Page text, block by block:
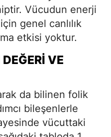
Vücudun enerji
genel canlılık
etkisi yoktur.
VE
da bilinen folik
bileşenlerle
vücuttaki